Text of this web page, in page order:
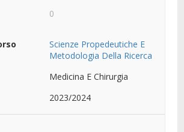
0
Scienze Propedeutiche E
Metodologia Della Ricerca
Medicina E Chirurgia
2023/2024